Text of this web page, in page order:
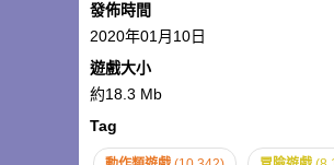
發佈時間
2020年01月10日
遊戲大小
約18.3 Mb
Tag